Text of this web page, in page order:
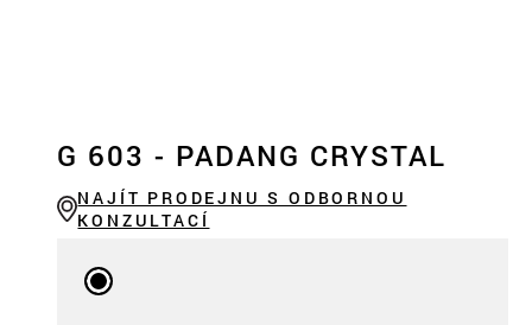
G 603 - PADANG CRYSTAL
NAJÍT PRODEJNU S ODBORNOU
KONZULTACÍ